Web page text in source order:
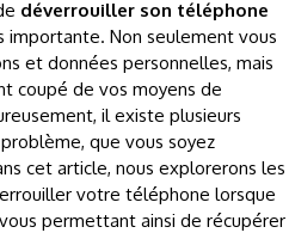
déverrouiller son téléphone
Non seulement vous
et données personnelles, mais
coupé de vos moyens de
il existe plusieurs
que vous soyez
cet article, nous explorerons les
votre téléphone lorsque
permettant ainsi de récupérer